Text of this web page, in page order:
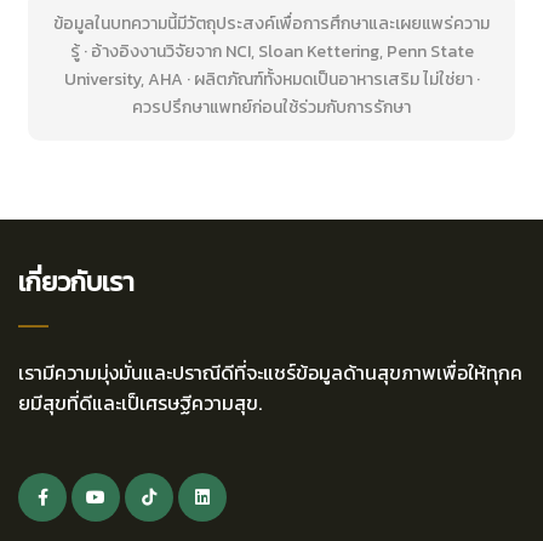
ข้อมูลในบทความนี้มีวัตถุประสงค์เพื่อการศึกษาและเผยแพร่ความ
รู้ · อ้างอิงงานวิจัยจาก NCI, Sloan Kettering, Penn State
University, AHA · ผลิตภัณฑ์ทั้งหมดเป็นอาหารเสริม ไม่ใช่ยา ·
ควรปรึกษาแพทย์ก่อนใช้ร่วมกับการรักษา
เกี่ยวกับเรา
เรามีความมุ่งมั่นและปราณีดีที่จะแชร์ข้อมูลด้านสุขภาพเพื่อให้ทุกค
ยมีสุขที่ดีและเป็เศรษฐีความสุข.